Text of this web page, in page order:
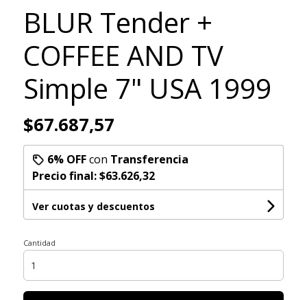
BLUR Tender +
COFFEE AND TV
Simple 7" USA 1999
$67.687,57
6% OFFcon Transferencia
Precio final:$63.626,32
Ver cuotas y descuentos
Cantidad